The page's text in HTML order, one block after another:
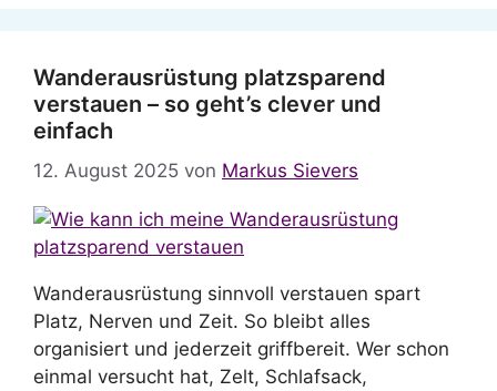
Wanderausrüstung platzsparend
verstauen – so geht’s clever und
einfach
12. August 2025 von Markus Sievers
Wanderausrüstung sinnvoll verstauen spart
Platz, Nerven und Zeit. So bleibt alles
organisiert und jederzeit griffbereit. Wer schon
einmal versucht hat, Zelt, Schlafsack,